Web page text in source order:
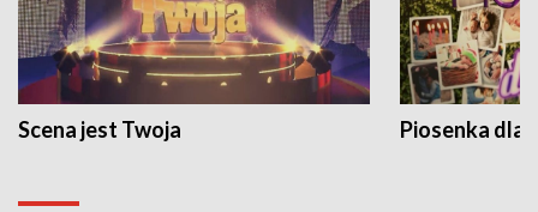
Scena jest Twoja Piosenka dla